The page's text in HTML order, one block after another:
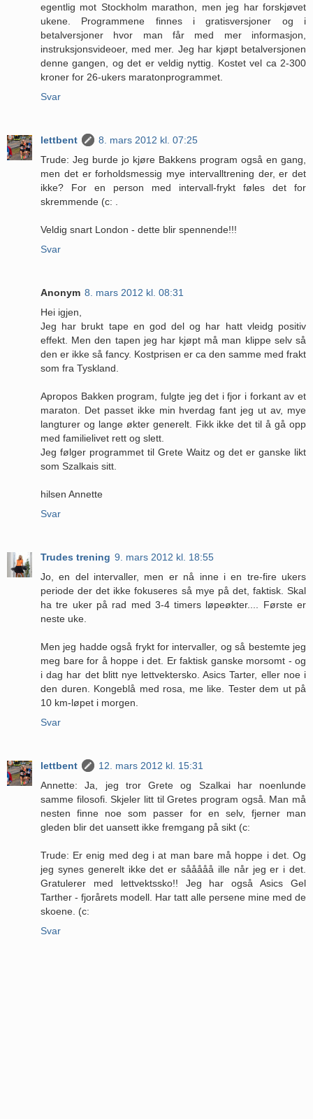
egentlig mot Stockholm marathon, men jeg har forskjøvet
ukene. Programmene finnes i gratisversjoner og i
betalversjoner hvor man får med mer informasjon,
instruksjonsvideoer, med mer. Jeg har kjøpt betalversjonen
denne gangen, og det er veldig nyttig. Kostet vel ca 2-300
kroner for 26-ukers maratonprogrammet.
Svar
lettbent
8. mars 2012 kl. 07:25
Trude: Jeg burde jo kjøre Bakkens program også en gang,
men det er forholdsmessig mye intervalltrening der, er det
ikke? For en person med intervall-frykt føles det for
skremmende (c: .
Veldig snart London - dette blir spennende!!!
Svar
Anonym 8. mars 2012 kl. 08:31
Hei igjen,
Jeg har brukt tape en god del og har hatt vleidg positiv
effekt. Men den tapen jeg har kjøpt må man klippe selv så
den er ikke så fancy. Kostprisen er ca den samme med frakt
som fra Tyskland.
Apropos Bakken program, fulgte jeg det i fjor i forkant av et
maraton. Det passet ikke min hverdag fant jeg ut av, mye
langturer og lange økter generelt. Fikk ikke det til å gå opp
med familielivet rett og slett.
Jeg følger programmet til Grete Waitz og det er ganske likt
som Szalkais sitt.
hilsen Annette
Svar
Trudes trening 9. mars 2012 kl. 18:55
Jo, en del intervaller, men er nå inne i en tre-fire ukers
periode der det ikke fokuseres så mye på det, faktisk. Skal
ha tre uker på rad med 3-4 timers løpeøkter.... Første er
neste uke.
Men jeg hadde også frykt for intervaller, og så bestemte jeg
meg bare for å hoppe i det. Er faktisk ganske morsomt - og
i dag har det blitt nye lettvektersko. Asics Tarter, eller noe i
den duren. Kongeblå med rosa, me like. Tester dem ut på
10 km-løpet i morgen.
Svar
lettbent
12. mars 2012 kl. 15:31
Annette: Ja, jeg tror Grete og Szalkai har noenlunde
samme filosofi. Skjeler litt til Gretes program også. Man må
nesten finne noe som passer for en selv, fjerner man
gleden blir det uansett ikke fremgang på sikt (c:
Trude: Er enig med deg i at man bare må hoppe i det. Og
jeg synes generelt ikke det er sååååå ille når jeg er i det.
Gratulerer med lettvektssko!! Jeg har også Asics Gel
Tarther - fjorårets modell. Har tatt alle persene mine med de
skoene. (c:
Svar